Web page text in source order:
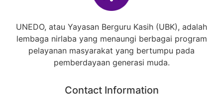
UNEDO, atau Yayasan Berguru Kasih (UBK), adalah
lembaga nirlaba yang menaungi berbagai program
pelayanan masyarakat yang bertumpu pada
pemberdayaan generasi muda.
Contact Information